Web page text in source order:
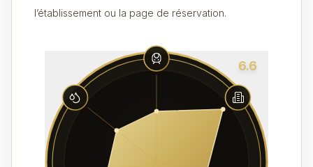
l’établissement ou la page de réservation.
6.6